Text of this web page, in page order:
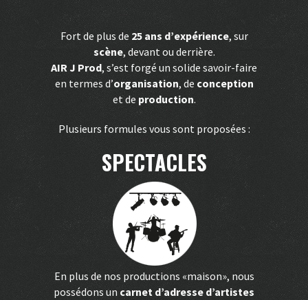
Fort de plus de 25 ans d’expérience, sur
scène, devant ou derrière.
AIR J Prod, s’est forgé un solide savoir-faire
en termes d’organisation, de conception
et de production.
Plusieurs formules vous sont proposées :
SPECTACLES
En plus de nos productions «maison», nous
possédons un carnet d’adresse d’artistes